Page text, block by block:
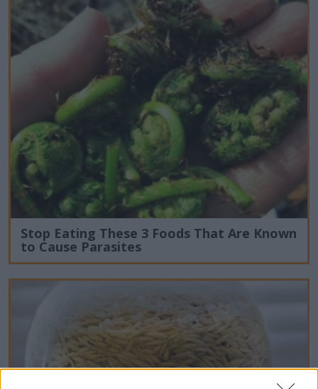
Stop Eating These 3 Foods That Are Known
to Cause Parasites